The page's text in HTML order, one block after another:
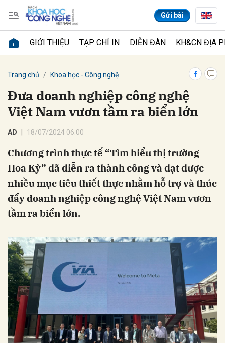
Gửi bài
GIỚI THIỆU TẠP CHÍ IN DIỄN ĐÀN KH&CN ĐỊA
Trang chủ Khoa học - Công nghệ
Đưa doanh nghiệp công nghệ
Việt Nam vươn tầm ra biển lớn
AD 18/07/2024 06:00
Chương trình thực tế “Tìm hiểu thị trường
Hoa Kỳ” đã diễn ra thành công và đạt được
nhiều mục tiêu thiết thực nhằm hỗ trợ và thúc
đẩy doanh nghiệp công nghệ Việt Nam vươn
tầm ra biển lớn.
Gửi bình luận
Hủy Gửi